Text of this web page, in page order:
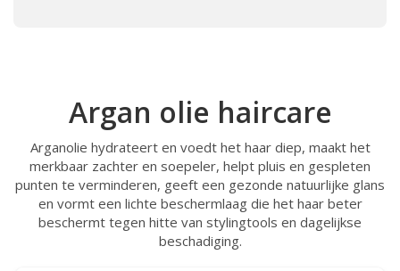
Argan olie haircare
Arganolie hydrateert en voedt het haar diep, maakt het
merkbaar zachter en soepeler, helpt pluis en gespleten
punten te verminderen, geeft een gezonde natuurlijke glans
en vormt een lichte beschermlaag die het haar beter
beschermt tegen hitte van stylingtools en dagelijkse
beschadiging.